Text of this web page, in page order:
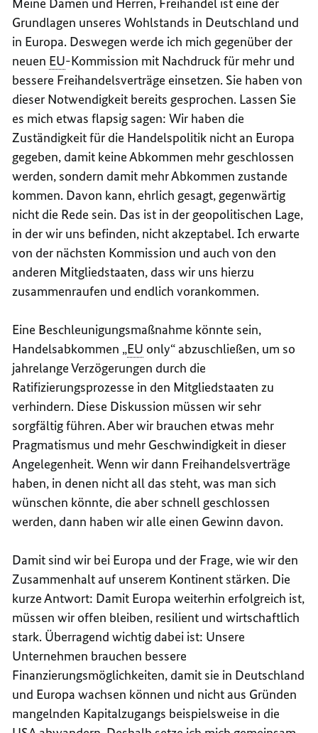
Meine Damen und Herren, Freihandel ist eine der
Grundlagen unseres Wohlstands in Deutschland und
in Europa. Deswegen werde ich mich gegenüber der
neuen EU-Kommission mit Nachdruck für mehr und
bessere Freihandelsverträge einsetzen. Sie haben von
dieser Notwendigkeit bereits gesprochen. Lassen Sie
es mich etwas flapsig sagen: Wir haben die
Zuständigkeit für die Handelspolitik nicht an Europa
gegeben, damit keine Abkommen mehr geschlossen
werden, sondern damit mehr Abkommen zustande
kommen. Davon kann, ehrlich gesagt, gegenwärtig
nicht die Rede sein. Das ist in der geopolitischen Lage,
in der wir uns befinden, nicht akzeptabel. Ich erwarte
von der nächsten Kommission und auch von den
anderen Mitgliedstaaten, dass wir uns hierzu
zusammenraufen und endlich vorankommen.
Eine Beschleunigungsmaßnahme könnte sein,
Handelsabkommen „EU only“ abzuschließen, um so
jahrelange Verzögerungen durch die
Ratifizierungsprozesse in den Mitgliedstaaten zu
verhindern. Diese Diskussion müssen wir sehr
sorgfältig führen. Aber wir brauchen etwas mehr
Pragmatismus und mehr Geschwindigkeit in dieser
Angelegenheit. Wenn wir dann Freihandelsverträge
haben, in denen nicht all das steht, was man sich
wünschen könnte, die aber schnell geschlossen
werden, dann haben wir alle einen Gewinn davon.
Damit sind wir bei Europa und der Frage, wie wir den
Zusammenhalt auf unserem Kontinent stärken. Die
kurze Antwort: Damit Europa weiterhin erfolgreich ist,
müssen wir offen bleiben, resilient und wirtschaftlich
stark. Überragend wichtig dabei ist: Unsere
Unternehmen brauchen bessere
Finanzierungsmöglichkeiten, damit sie in Deutschland
und Europa wachsen können und nicht aus Gründen
mangelnden Kapitalzugangs beispielsweise in die